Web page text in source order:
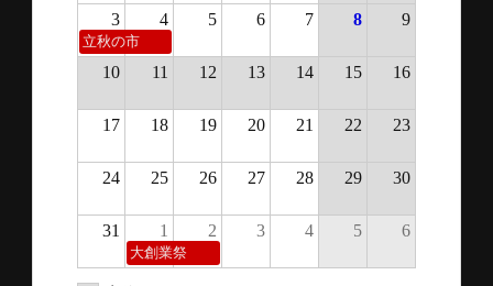
3 4 5 6 7 8 9
立秋の市
10 11 12 13 14 15 16
17 18 19 20 21 22 23
24 25 26 27 28 29 30
31 1 2 3 4 5 6
大創業祭